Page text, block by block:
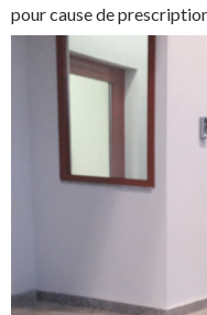
pour cause de